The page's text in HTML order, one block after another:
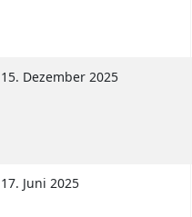
15. Dezember 2025
17. Juni 2025